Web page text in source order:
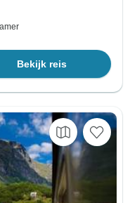
Bekijk reis